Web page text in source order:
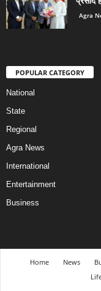
Agra
POPULAR CATEGORY
National
State
Regional
Agra News
International
Entertainment
Business
Home News